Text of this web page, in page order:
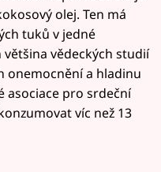
olej. Ten má
tuků v jedné
vědeckých studií
onemocnění a hladinu
asociace pro srdeční
víc než 13